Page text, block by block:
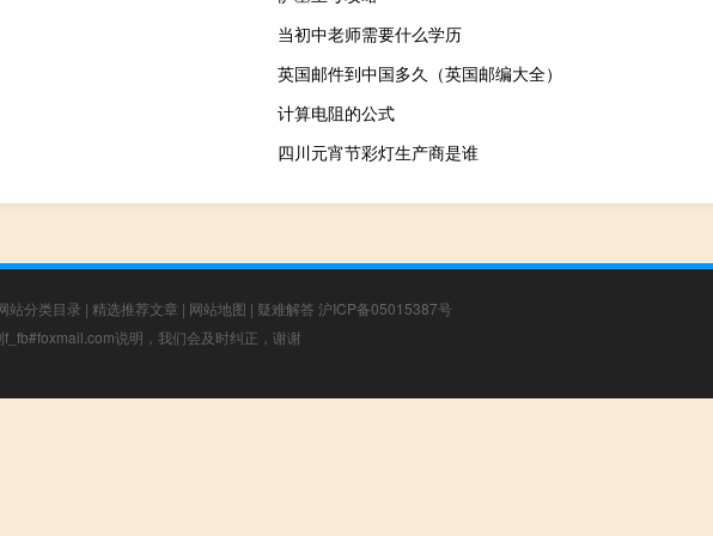
当初中老师需要什么学历
英国邮件到中国多久（英国邮编大全）
计算电阻的公式
四川元宵节彩灯生产商是谁
站分类目录 | 精选推荐文章 | 网站地图 | 疑难解答 沪ICP备05015387号
说明，我们会及时纠正，谢谢